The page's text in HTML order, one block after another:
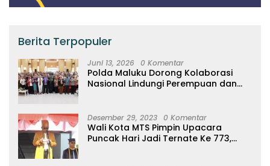
Berita Terpopuler
Juni 13, 2026 0 Komentar
Polda Maluku Dorong Kolaborasi
Nasional Lindungi Perempuan dan
Desember 29, 2023 0 Komentar
Wali Kota MTS Pimpin Upacara
Puncak Hari Jadi Ternate Ke 773,